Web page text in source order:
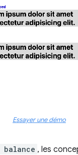
Essayer une démo
, les